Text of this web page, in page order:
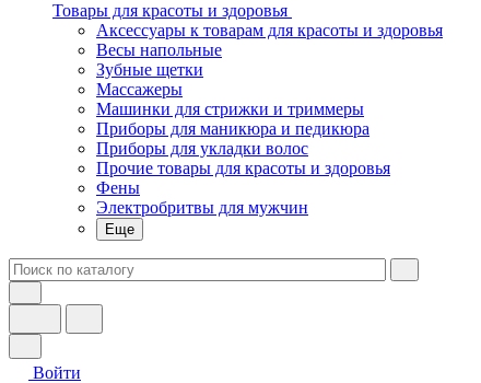
Товары для красоты и здоровья
Аксессуары к товарам для красоты и здоровья
Весы напольные
Зубные щетки
Массажеры
Машинки для стрижки и триммеры
Приборы для маникюра и педикюра
Приборы для укладки волос
Прочие товары для красоты и здоровья
Фены
Электробритвы для мужчин
Еще
Войти